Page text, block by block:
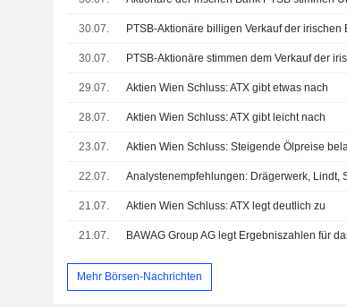
30.07. PTSB-Aktionäre billigen Verkauf der irischen
30.07.
29.07. Aktien Wien Schluss: ATX gibt etwas nach
28.07. Aktien Wien Schluss: ATX gibt leicht nach
23.07. Aktien Wien Schluss: Steigende Ölpreise
22.07.
21.07. Aktien Wien Schluss: ATX legt deutlich zu
21.07.
Mehr Börsen-Nachrichten